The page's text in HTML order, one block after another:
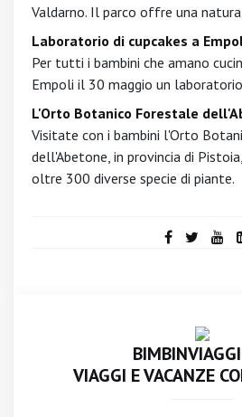
Valdarno. Il parco offre una
Laboratorio di cupcakes a
Per tutti i bambini che amano
Empoli il 30 maggio un laboratorio
L'Orto Botanico Forestale
Visitate con i bambini l'Orto
dell'Abetone, in provincia di
oltre 300 diverse specie di piante.
VIAGGI E VACANZE